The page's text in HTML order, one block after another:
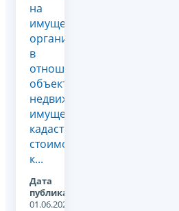
на
имущество
организаций
в
отношении
объектов
недвижимого
имущества,
кадастровая
стоимость
к...
Дата
публикации:
01.06.2026